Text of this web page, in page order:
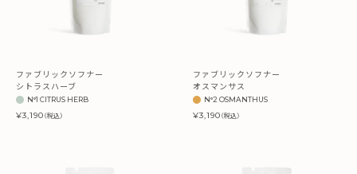
ファブリックソフナー
シトラスハーブ
N°1 CITRUS HERB
¥3,190（税込）
ファブリックソフナー
オスマンサス
N°2 OSMANTHUS
¥3,190（税込）